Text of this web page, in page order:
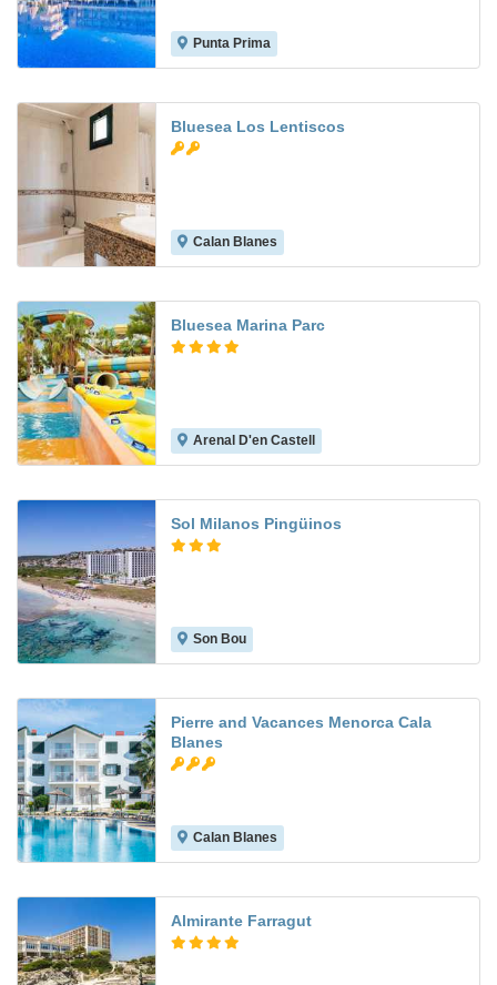
Punta Prima
Bluesea Los Lentiscos
Calan Blanes
Bluesea Marina Parc
Arenal D'en Castell
Sol Milanos Pingüinos
Son Bou
Pierre and Vacances Menorca Cala
Blanes
Calan Blanes
Almirante Farragut